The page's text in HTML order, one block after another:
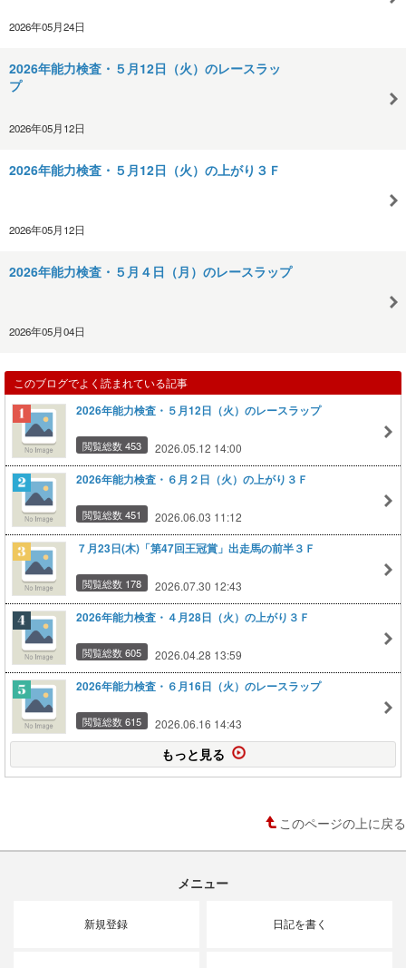
2026年05月24日
2026年能力検査・５月12日（火）のレースラッ
プ
2026年05月12日
2026年能力検査・５月12日（火）の上がり３Ｆ
2026年05月12日
2026年能力検査・５月４日（月）のレースラップ
2026年05月04日
このブログでよく読まれている記事
2026年能力検査・５月12日（火）のレースラップ
閲覧総数 453 2026.05.12 14:00
2026年能力検査・６月２日（火）の上がり３Ｆ
閲覧総数 451 2026.06.03 11:12
７月23日(木)「第47回王冠賞」出走馬の前半３Ｆ
閲覧総数 178 2026.07.30 12:43
2026年能力検査・４月28日（火）の上がり３Ｆ
閲覧総数 605 2026.04.28 13:59
2026年能力検査・６月16日（火）のレースラップ
閲覧総数 615 2026.06.16 14:43
もっと見る
このページの上に戻る
メニュー
新規登録 日記を書く